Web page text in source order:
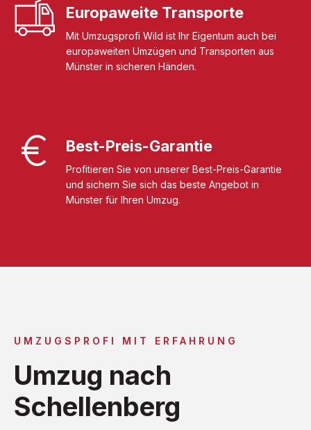
Europaweite Transporte
Mit Umzugsprofi Wild ist Ihr Eigentum auch bei
europaweiten Umzügen und Transporten aus
Münster in sicheren Händen.
Best-Preis-Garantie
Profitieren Sie von unserer Best-Preis-Garantie
und sichern Sie sich das beste Angebot in
Münster für Ihren Umzug.
UMZUGSPROFI MIT ERFAHRUNG
Umzug nach
Schellenberg